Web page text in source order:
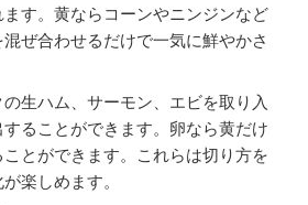
す。黄ならコーンやニンジンなど
ぜ合わせるだけで一気に鮮やかさ
生ハム、サーモン、エビを取り入
ることができます。卵なら黄だけ
とができます。これらは切り方を
楽しめます。